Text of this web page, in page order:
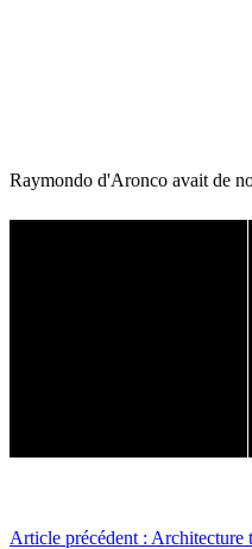
Raymondo d'Aronco avait de
Article précédent : Architecture